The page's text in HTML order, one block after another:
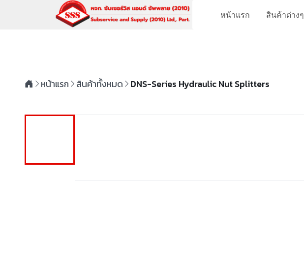
หน้าแรก สินค้าต่างๆ
หน้าแรก สินค้าทั้งหมด DNS-Series Hydraulic Nut Splitters